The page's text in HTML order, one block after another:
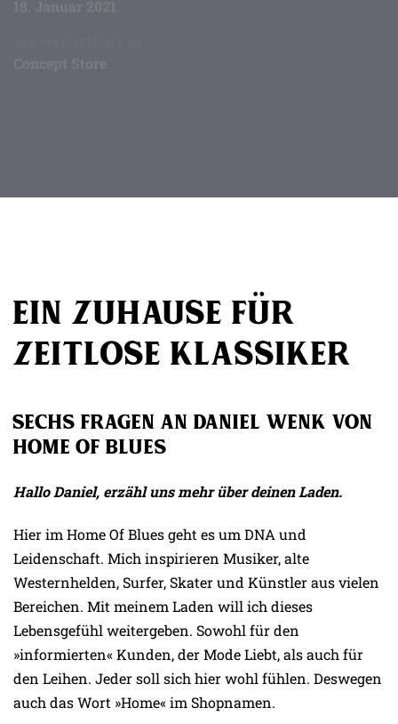
Ein Zuhause für
zeitlose Klassiker
Sechs Fragen an Daniel Wenk von
Home Of Blues
Hallo Daniel, erzähl uns mehr über deinen Laden.
Hier im Home Of Blues geht es um DNA und
Leidenschaft. Mich inspirieren Musiker, alte
Westernhelden, Surfer, Skater und Künstler aus vielen
Bereichen. Mit meinem Laden will ich dieses
Lebensgefühl weitergeben. Sowohl für den
»informierten« Kunden, der Mode Liebt, als auch für
den Leihen. Jeder soll sich hier wohl fühlen. Deswegen
auch das Wort »Home« im Shopnamen.
Beitragsnavigation